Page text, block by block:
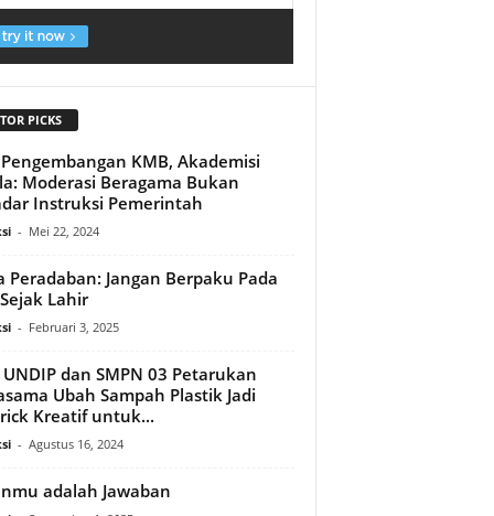
PICKS
KMB, Akademisi
Moderasi Beragama Bukan
Instruksi Pemerintah
- Mei 22, 2024
Peradaban: Jangan Berpaku Pada
Lahir
- Februari 3, 2025
UNDIP dan SMPN 03 Petarukan
Ubah Sampah Plastik Jadi
Kreatif untuk...
- Agustus 16, 2024
adalah Jawaban